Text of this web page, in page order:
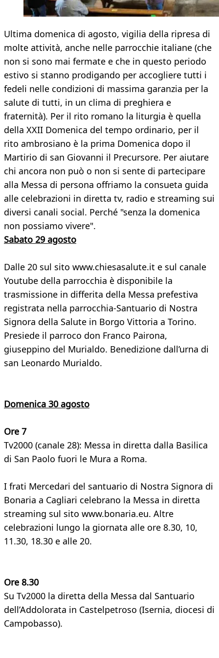
Ultima domenica di agosto, vigilia della ripresa di
molte attività, anche nelle parrocchie italiane (che
non si sono mai fermate e che in questo periodo
estivo si stanno prodigando per accogliere tutti i
fedeli nelle condizioni di massima garanzia per la
salute di tutti, in un clima di preghiera e
fraternità). Per il rito romano la liturgia è quella
della XXII Domenica del tempo ordinario, per il
rito ambrosiano è la prima Domenica dopo il
Martirio di san Giovanni il Precursore. Per aiutare
chi ancora non può o non si sente di partecipare
alla Messa di persona offriamo la consueta guida
alle celebrazioni in diretta tv, radio e streaming sui
diversi canali social. Perché "senza la domenica
non possiamo vivere".
Sabato 29 agosto
Dalle 20 sul sito www.chiesasalute.it e sul canale
Youtube della parrocchia è disponibile la
trasmissione in differita della Messa prefestiva
registrata nella parrocchia-Santuario di Nostra
Signora della Salute in Borgo Vittoria a Torino.
Presiede il parroco don Franco Pairona,
giuseppino del Murialdo. Benedizione dall’urna di
san Leonardo Murialdo.
Domenica 30 agosto
Ore 7
Tv2000 (canale 28): Messa in diretta dalla Basilica
di San Paolo fuori le Mura a Roma.
I frati Mercedari del santuario di Nostra Signora di
Bonaria a Cagliari celebrano la Messa in diretta
streaming sul sito www.bonaria.eu. Altre
celebrazioni lungo la giornata alle ore 8.30, 10,
11.30, 18.30 e alle 20.
Ore 8.30
Su Tv2000 la diretta della Messa dal Santuario
dell’Addolorata in Castelpetroso (Isernia, diocesi di
Campobasso).